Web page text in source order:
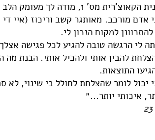
מס' 1, מודה לך מעומק הלב על התהליך שעברתי.
אדם מורכב. מאותגר קשב וריכוז (איי
להתכוונן למקום הנכון לי.
לי הרגשה טובה להגיע לכל פגישה
להבין אותי ולהכיל אותי. הבנת מה
התוצאות.
יכול לומר שהצלחת לחולל בי שינוי,
איכותי יותר...״